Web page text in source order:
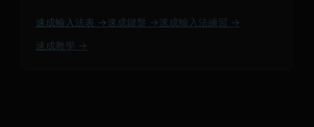
速成輸入法表 → 速成鍵盤 → 速成輸入法練習 →
速成教學 →